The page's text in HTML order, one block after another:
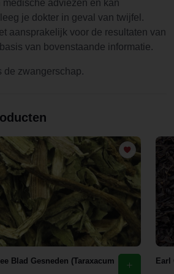
adviezen en kan
je dokter in geval van twijfel.
aansprakelijk voor de resultaten van
van bovenstaande informatie.
de zwangerschap.
Blad Gesneden (Taraxacum
Earl